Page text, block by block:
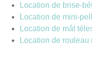
Location de brise-
Location de mini-
Location de mât
Location de